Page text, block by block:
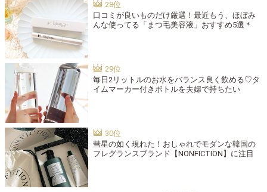
口コミが良いものだけ厳選！最近もう、ほぼみ
んな使ってる「まつ毛美容液」おすすめ5選＊
毎日2リットルのお水をバランス良く飲める♡タ
イムマーカー付きボトルを夫婦で持ちたい
彗星の如く現れた！おしゃれでモダンな韓国の
フレグランスブランド【NONFICTION】に注目